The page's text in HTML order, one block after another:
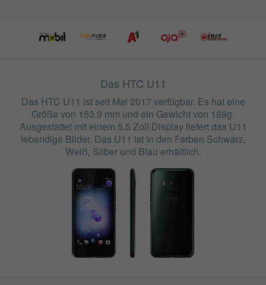
Das HTC U11
Das HTC U11 ist seit Mai 2017 verfügbar. Es hat eine
Größe von 153.9 mm und ein Gewicht von 169g.
Ausgestattet mit einem 5.5 Zoll Display liefert das U11
lebendige Bilder. Das U11 ist in den Farben Schwarz,
Weiß, Silber und Blau erhältlich.